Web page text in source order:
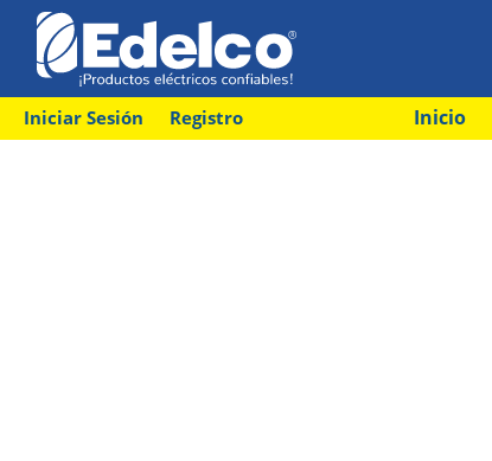
Iniciar Sesión Registro Inicio